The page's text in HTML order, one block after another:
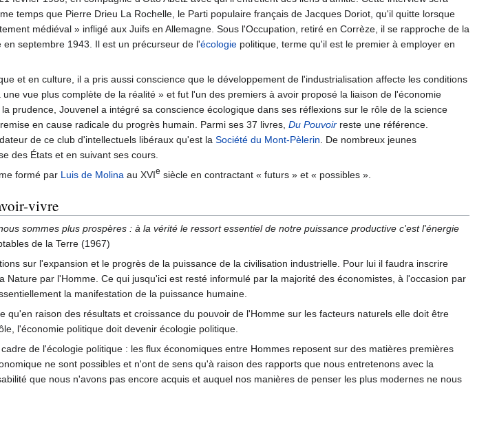
temps que Pierre Drieu La Rochelle, le Parti populaire français de Jacques Doriot, qu'il quitte lorsque
médiéval » infligé aux Juifs en Allemagne. Sous l'Occupation, retiré en Corrèze, il se rapproche de la
septembre 1943. Il est un précurseur de l'écologie politique, terme qu'il est le premier à employer en
et en culture, il a pris aussi conscience que le développement de l'industrialisation affecte les conditions
vue plus complète de la réalité » et fut l'un des premiers à avoir proposé la liaison de l'économie
la prudence, Jouvenel a intégré sa conscience écologique dans ses réflexions sur le rôle de la science
en cause radicale du progrès humain. Parmi ses 37 livres, Du Pouvoir reste une référence.
de ce club d'intellectuels libéraux qu'est la Société du Mont-Pèlerin. De nombreux jeunes
des États et en suivant ses cours.
formé par Luis de Molina au XVIe siècle en contractant « futurs » et « possibles ».
vivre
sommes plus prospères : à la vérité le ressort essentiel de notre puissance productive c'est l'énergie
de la Terre (1967)
sur l'expansion et le progrès de la puissance de la civilisation industrielle. Pour lui il faudra inscrire
par l'Homme. Ce qui jusqu'ici est resté informulé par la majorité des économistes, à l'occasion par
la manifestation de la puissance humaine.
raison des résultats et croissance du pouvoir de l'Homme sur les facteurs naturels elle doit être
l'économie politique doit devenir écologie politique.
de l'écologie politique : les flux économiques entre Hommes reposent sur des matières premières
ne sont possibles et n'ont de sens qu'à raison des rapports que nous entretenons avec la
que nous n'avons pas encore acquis et auquel nos manières de penser les plus modernes ne nous